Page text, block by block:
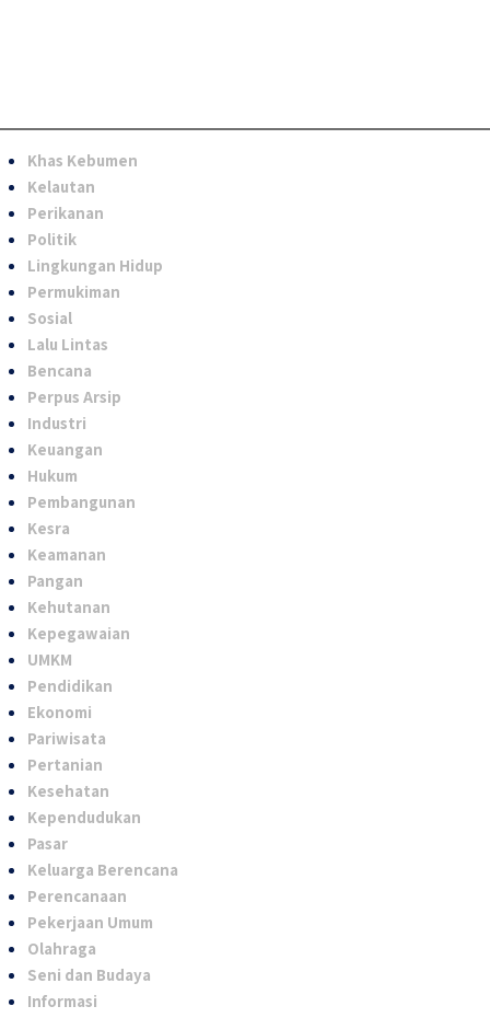
Khas Kebumen
Kelautan
Perikanan
Politik
Lingkungan Hidup
Permukiman
Sosial
Lalu Lintas
Bencana
Perpus Arsip
Industri
Keuangan
Hukum
Pembangunan
Kesra
Keamanan
Pangan
Kehutanan
Kepegawaian
UMKM
Pendidikan
Ekonomi
Pariwisata
Pertanian
Kesehatan
Kependudukan
Pasar
Keluarga Berencana
Perencanaan
Pekerjaan Umum
Olahraga
Seni dan Budaya
Informasi